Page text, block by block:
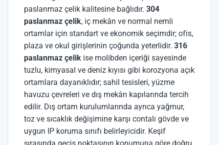
paslanmaz çelik kalitesine bağlıdır. 304
paslanmaz çelik, iç mekân ve normal nemli
ortamlar için standart ve ekonomik seçimdir; ofis,
plaza ve okul girişlerinin çoğunda yeterlidir. 316
paslanmaz çelik ise molibden içeriği sayesinde
tuzlu, kimyasal ve deniz kıyısı gibi korozyona açık
ortamlara dayanıklıdır; sahil tesisleri, yüzme
havuzu çevreleri ve dış mekân kapılarında tercih
edilir. Dış ortam kurulumlarında ayrıca yağmur,
toz ve sıcaklık değişimine karşı contalı gövde ve
uygun IP koruma sınıfı belirleyicidir. Keşif